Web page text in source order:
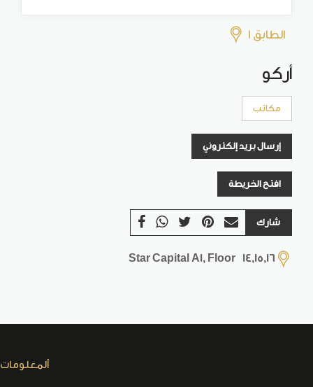
الطابق 1
أركو
مكاتب
إرسال بريد إلكتروني
افتح الخريطة
شارك
Star Capital A1, Floor 14,15,16
ألمعلومات